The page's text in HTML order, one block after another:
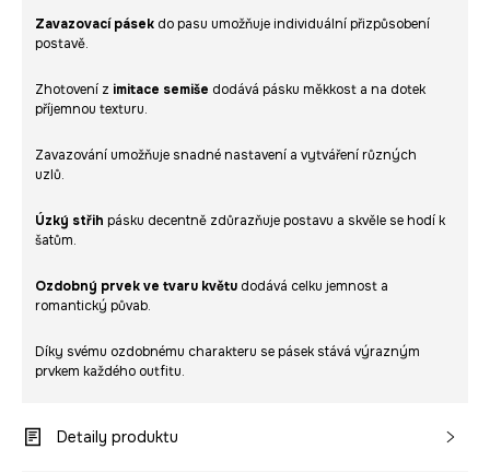
Zavazovací pásek do pasu umožňuje individuální přizpůsobení
postavě.
Zhotovení z imitace semiše dodává pásku měkkost a na dotek
příjemnou texturu.
Zavazování umožňuje snadné nastavení a vytváření různých
uzlů.
Úzký střih pásku decentně zdůrazňuje postavu a skvěle se hodí k
šatům.
Ozdobný prvek ve tvaru květu dodává celku jemnost a
romantický půvab.
Díky svému ozdobnému charakteru se pásek stává výrazným
prvkem každého outfitu.
Detaily produktu